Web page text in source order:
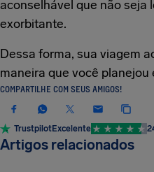
aconselhável que não seja
exorbitante.
Dessa forma, sua viagem
maneira que você
COMPARTILHE COM SEUS AMIGOS!
TrustpilotExcelente
Artigos relacionados
DOCUMENTOS E REQUISITOS DE VIAGEM